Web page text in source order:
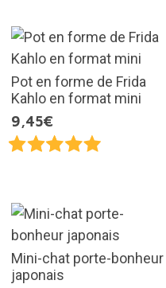
Pot en forme de Frida
Kahlo en format mini
9,45€
Mini-chat porte-bonheur
japonais